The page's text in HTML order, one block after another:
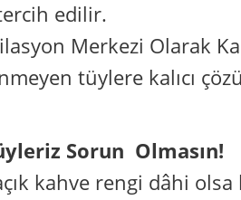
edilir.
Merkezi Olarak
tüylere kalıcı
Sorun Olmasın!
kahve rengi dâhi olsa